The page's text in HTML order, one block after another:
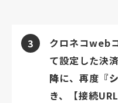
3
クロネコweb
て設定した決
降に、再度『
き、【接続